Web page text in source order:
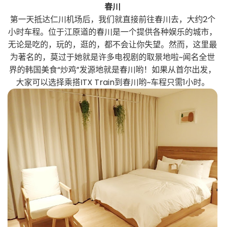
春川
第一天抵达仁川机场后，我们就直接前往春川去，大约2个
小时车程。位于江原道的春川是一个提供各种娱乐的城市，
无论是吃的，玩的，逛的，都不会让你失望。然而，这里最
为著名的，莫过于她就是许多电视剧的取景地啦~闻名全世
界的韩国美食“炒鸡”发源地就是春川哟！如果从首尔出发，
大家可以选择乘搭ITX Train到春川哟~车程只需1小时。